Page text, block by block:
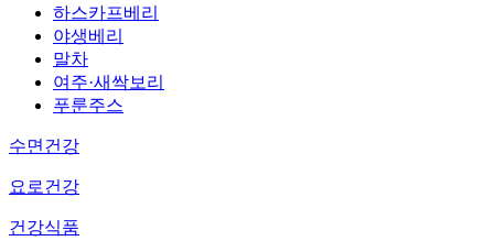
하스카프베리
야생베리
말차
여주·새싹보리
푸룬주스
수면건강
요로건강
건강식품